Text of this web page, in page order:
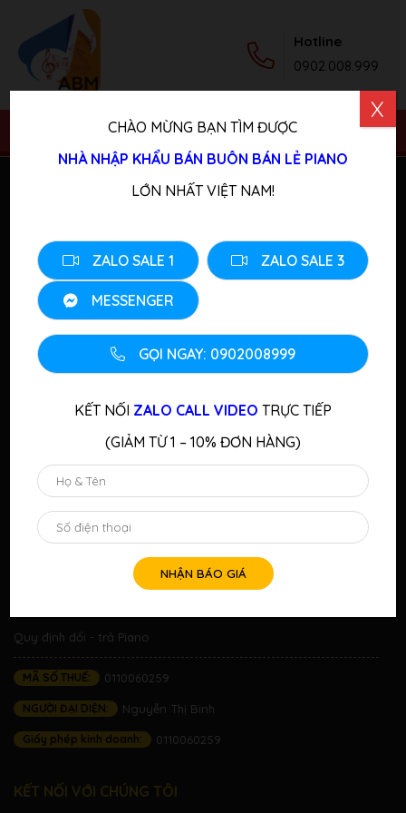
Hotline
0902.008.999
Kho đàn tại Tokyo Japan: 東京都青梅市根ヶ布1-652-18
Showroom
Số nhà 77 ngõ 23 Đức Diễn Bắc Từ Liêm
HN.
Hotline: 0902.008.999
abm.nguyenthubinh@gmail.com
CHÍNH SÁCH
Chính sách trả góp 0%
Quy định đổi - trả Piano
MÃ SỐ THUẾ: 0110060259
NGƯỜI ĐẠI DIỆN: Nguyễn Thị Bình
Giấy phép kinh doanh: 0110060259
KẾT NỐI VỚI CHÚNG TÔI
CHÀO MỪNG BẠN TÌM ĐƯỢC
NHÀ NHẬP KHẨU BÁN BUÔN BÁN LẺ PIANO
LỚN NHẤT VIỆT NAM!
ZALO SALE 1 ZALO SALE 3
MESSENGER
GỌI NGAY: 0902008999
KẾT NỐI ZALO CALL VIDEO TRỰC TIẾP
(GIẢM TỪ 1 – 10% ĐƠN HÀNG)
X